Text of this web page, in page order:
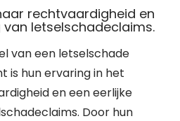
rechtvaardigheid en
letselschadeclaims.
van een letselschade
is hun ervaring in het
en een eerlijke
Door hun